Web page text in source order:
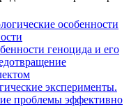
особенности
геноцида и его
эксперименты.
проблемы эффективно